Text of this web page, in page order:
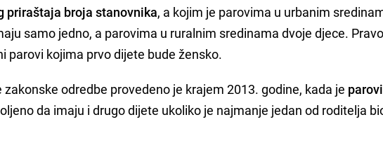
priraštaja broja stanovnika, a kojim je parovima u urbanim
samo jedno, a parovima u ruralnim sredinama dvoje djece.
parovi kojima prvo dijete bude žensko.
zakonske odredbe provedeno je krajem 2013. godine, kada je
da imaju i drugo dijete ukoliko je najmanje jedan od roditelja